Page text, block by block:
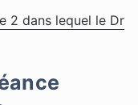
2 dans lequel le Dr